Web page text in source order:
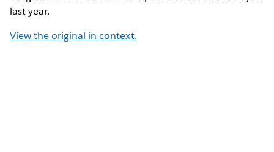
last year.
View the original in context.